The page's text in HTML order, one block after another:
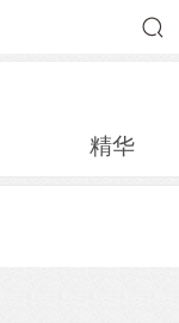
精华